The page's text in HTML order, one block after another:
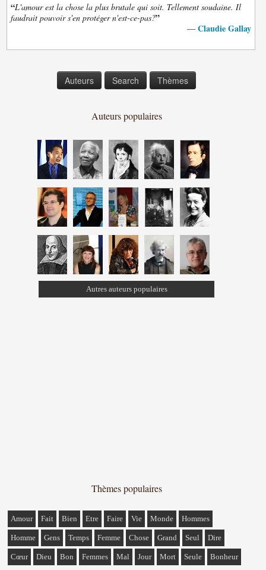
“L'amour est la chose la plus brutale qui soit. Tellement soudaine. Il
faudrait pouvoir s'en protéger n'est-ce-pas?”
— Claudie Gallay
Auteurs Search Thèmes
Auteurs populaires
Autres auteurs populaires
Thèmes populaires
Amour Fait Bien Etre Faire Vie Monde Hommes
Homme Gens Temps Femme Chose Grand Seul Dire
Cœur Dieu Bon Femmes Mal Jour Mort Seule Bonheur